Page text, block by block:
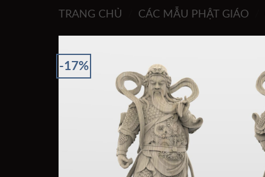
TRANG CHỦ CÁC MẪU PHẬT GIÁO
-17%